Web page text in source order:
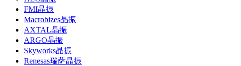
FMI晶振
Macrobizes晶振
AXTAL晶振
ARGO晶振
Skyworks晶振
Renesas瑞萨晶振